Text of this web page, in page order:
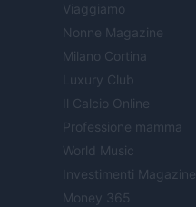
Viaggiamo
Nonne Magazine
Milano Cortina
Luxury Club
Il Calcio Online
Professione mamma
World Music
Investimenti Magazine
Money 365